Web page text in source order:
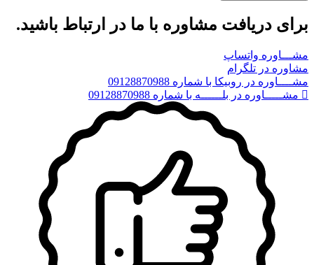
برای دریافت مشاوره با ما در ارتباط باشید.
مشـــاوره واتساپ
مشاوره در تلگرام
مشــــاوره در روبیکا با شماره 09128870988
مشـــــاوره در بلــــــه با شماره 09128870988